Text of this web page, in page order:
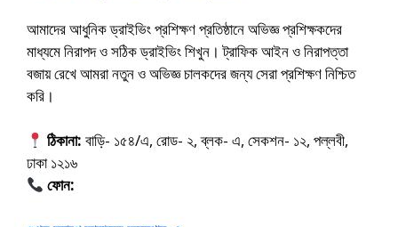
আমাদের আধুনিক ড্রাইভিং প্রশিক্ষণ প্রতিষ্ঠানে অভিজ্ঞ প্রশিক্ষকদের
মাধ্যমে নিরাপদ ও সঠিক ড্রাইভিং শিখুন। ট্রাফিক আইন ও নিরাপত্তা
বজায় রেখে আমরা নতুন ও অভিজ্ঞ চালকদের জন্য সেরা প্রশিক্ষণ নিশ্চিত
করি।
ঠিকানা: বাড়ি- ১৫৪/এ, রোড- ২, ব্লক- এ, সেকশন- ১২, পল্লবী,
ঢাকা ১২১৬
ফোন: